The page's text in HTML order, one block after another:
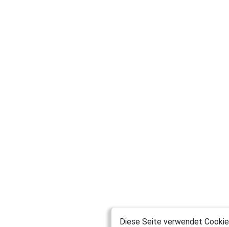
Diese Seite verwendet